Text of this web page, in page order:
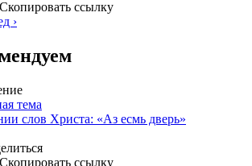
›
тема
слов Христа: «Аз есмь дверь»